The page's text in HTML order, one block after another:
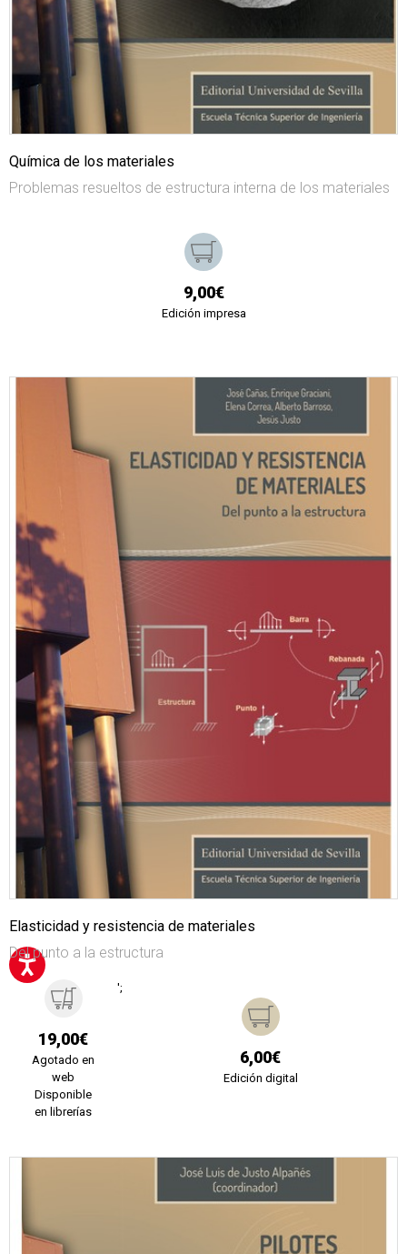
Química de los materiales
Problemas resueltos de estructura interna de los materiales
9,00€
Edición impresa
Elasticidad y resistencia de materiales
Del punto a la estructura
19,00€
Agotado en
web
Disponible
en librerías
';
6,00€
Edición digital